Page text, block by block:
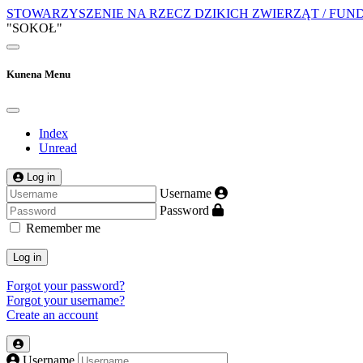
STOWARZYSZENIE NA RZECZ DZIKICH ZWIERZĄT /
"SOKOŁ"
Kunena Menu
Index
Unread
Log in
Username
Password
Remember me
Log in
Forgot your password?
Forgot your username?
Create an account